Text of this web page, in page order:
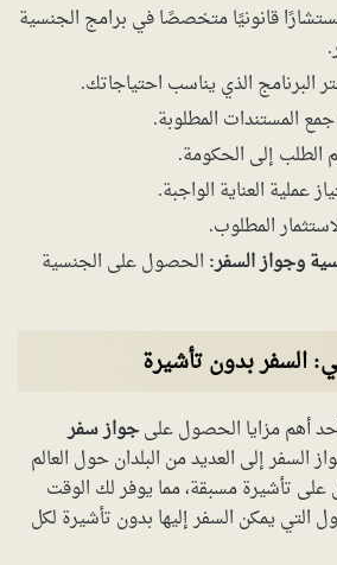
قانونيًا متخصصًا في برامج الجنسية
البرنامج الذي يناسب احتياجاتك.
جمع المستندات المطلوبة.
الطلب إلى الحكومة.
عملية العناية الواجبة.
المطلوب.
وجواز السفر: الحصول على الجنسية
السفر بدون تأشيرة
أهم مزايا الحصول علىجواز سفر
السفر إلى العديد من البلدان حول العالم
تأشيرة مسبقة، مما يوفر لك الوقت
التي يمكن السفر إليها بدون تأشيرة لكل